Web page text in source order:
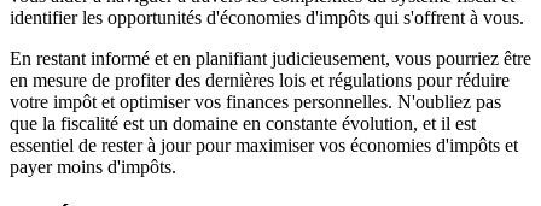
identifier les opportunités d'économies d'impôts qui s'offrent à vous.
En restant informé et en planifiant judicieusement, vous pourriez être
en mesure de profiter des dernières lois et régulations pour réduire
votre impôt et optimiser vos finances personnelles. N'oubliez pas
que la fiscalité est un domaine en constante évolution, et il est
essentiel de rester à jour pour maximiser vos économies d'impôts et
payer moins d'impôts.